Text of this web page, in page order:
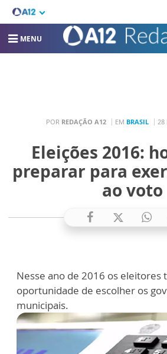
MENU
POR REDAÇÃO A12 EM BRASIL 28
Eleições 2016:
preparar para
ao voto
Nesse ano de 2016 os eleitores
oportunidade de escolher os
municipais.